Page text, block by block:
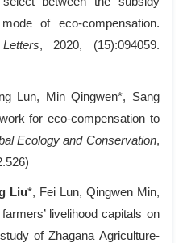
of eco-compensation.
, 2020, (15):094059.
Lun, Min Qingwen*, Sang
for eco-compensation to
Ecology and Conservation,
Liu*, Fei Lun, Qingwen Min,
livelihood capitals on
of Zhagana Agriculture-